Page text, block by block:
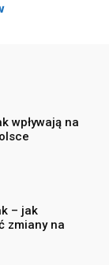
wpływają na
– jak
zmiany na